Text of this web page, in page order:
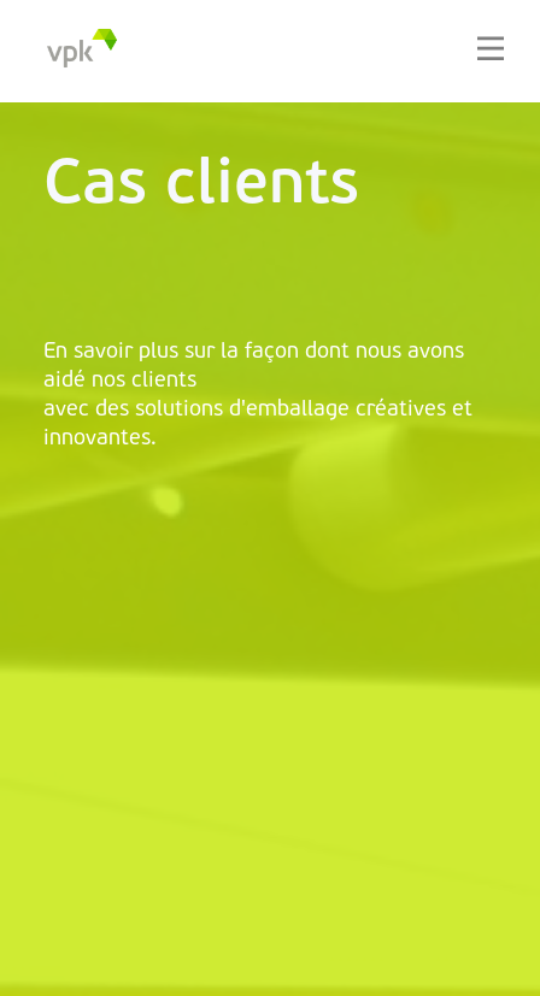
Cas clients
En savoir plus sur la façon dont nous avons
aidé nos clients
avec des solutions d'emballage créatives et
innovantes.